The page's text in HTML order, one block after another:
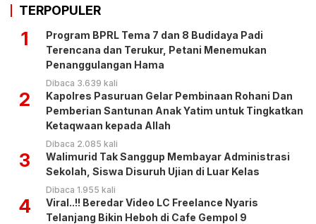
TERPOPULER
1
Program BPRL Tema 7 dan 8 Budidaya Padi
Terencana dan Terukur, Petani Menemukan
Penanggulangan Hama
Dibaca 3.639 kali
2
Kapolres Pasuruan Gelar Pembinaan Rohani Dan
Pemberian Santunan Anak Yatim untuk Tingkatkan
Ketaqwaan kepada Allah
Dibaca 2.085 kali
3
Walimurid Tak Sanggup Membayar Administrasi
Sekolah, Siswa Disuruh Ujian di Luar Kelas
Dibaca 1.955 kali
4
Viral..!! Beredar Video LC Freelance Nyaris
Telanjang Bikin Heboh di Cafe Gempol 9